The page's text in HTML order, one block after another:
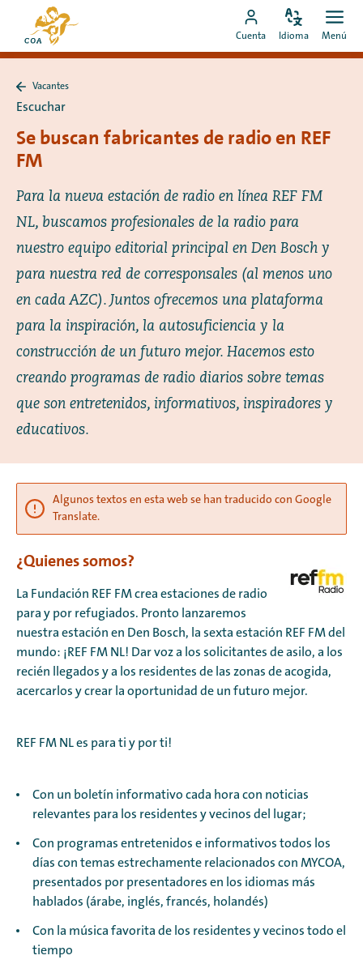
directamente
al la
de
inicio
de
MyCOA
Ir
a
MyCOA
Cuenta
Configura
idioma
Idioma Menú
a
Vacantes
Escuchar
Se buscan fabricantes de radio en REF
FM
Para la nueva estación de radio en línea REF FM
NL, buscamos profesionales de la radio para
nuestro equipo editorial principal en Den Bosch y
para nuestra red de corresponsales (al menos uno
en cada AZC). Juntos ofrecemos una plataforma
para la inspiración, la autosuficiencia y la
construcción de un futuro mejor. Hacemos esto
creando programas de radio diarios sobre temas
que son entretenidos, informativos, inspiradores y
educativos.
Algunos textos en esta web se han traducido con Google
Translate.
¿Quienes somos?
La Fundación REF FM crea estaciones de radio
para y por refugiados. Pronto lanzaremos
nuestra estación en Den Bosch, la sexta estación REF FM del
mundo: ¡REF FM NL! Dar voz a los solicitantes de asilo, a los
recién llegados y a los residentes de las zonas de acogida,
acercarlos y crear la oportunidad de un futuro mejor.
REF FM NL es para ti y por ti!
Con un boletín informativo cada hora con noticias
relevantes para los residentes y vecinos del lugar;
Con programas entretenidos e informativos todos los
días con temas estrechamente relacionados con MYCOA,
presentados por presentadores en los idiomas más
hablados (árabe, inglés, francés, holandés)
Con la música favorita de los residentes y vecinos todo el
tiempo